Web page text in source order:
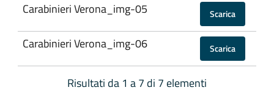
Carabinieri Verona_img-05 Scarica
Carabinieri Verona_img-06 Scarica
Risultati da 1 a 7 di 7 elementi